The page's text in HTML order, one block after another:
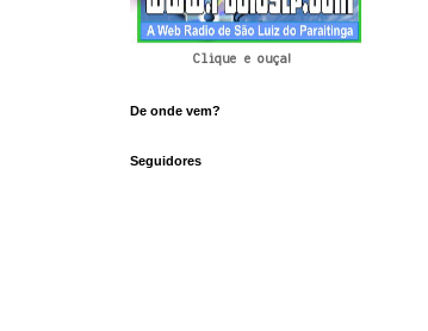
Clique e ouça!
De onde vem?
Seguidores